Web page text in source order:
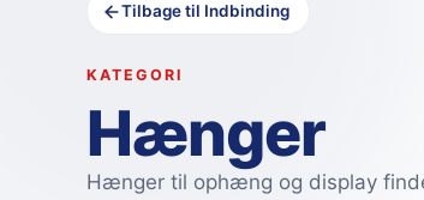
Tilbage til Indbinding
KATEGORI
Hænger
Hænger til ophæng og display